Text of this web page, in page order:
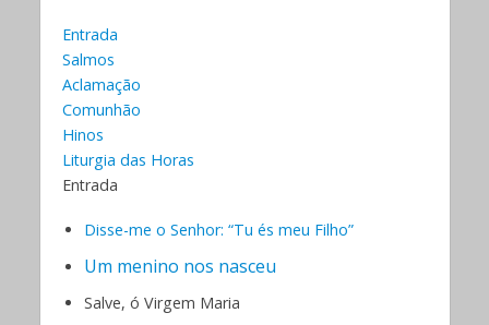
Entrada
Salmos
Aclamação
Comunhão
Hinos
Liturgia das Horas
Entrada
Disse-me o Senhor: “Tu és meu Filho”
Um menino nos nasceu
Salve, ó Virgem Maria